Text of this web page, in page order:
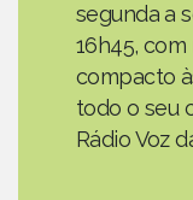
segunda a
16h45,
compacto
todo o seu
Rádio Voz